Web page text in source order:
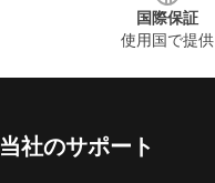
国際保証
使用国で提供
当社のサポート